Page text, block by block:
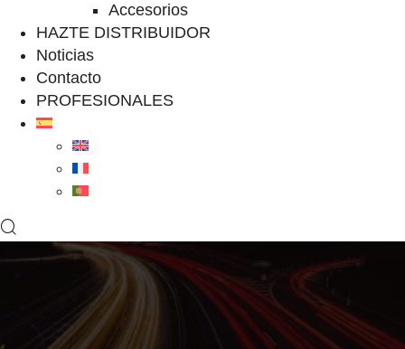
Accesorios
HAZTE DISTRIBUIDOR
Noticias
Contacto
PROFESIONALES